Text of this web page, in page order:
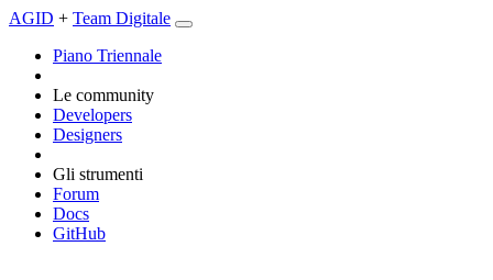
AGID + Team Digitale
Piano Triennale
Le community
Developers
Designers
Gli strumenti
Forum
Docs
GitHub